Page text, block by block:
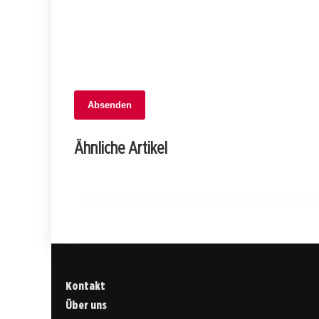
Absenden
Ähnliche Artikel
21. Mai 2025
Junger Mann mit Imitationswaffe in
Kontakt
Über uns